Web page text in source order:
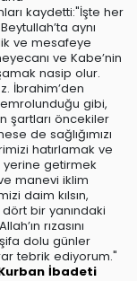
kaydetti:"İşte her
aynı
ve mesafeye
ve Kabe’nin
nasip olur.
İbrahim’den
gibi,
şartları öncekiler
de sağlığımızı
hatırlamak ve
getirmek
manevi iklim
daim kılsın,
bir yanındaki
rızasını
dolu günler
tebrik ediyorum."
İbadeti